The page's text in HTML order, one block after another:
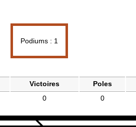
Podiums : 1
Victoires Poles
0 0